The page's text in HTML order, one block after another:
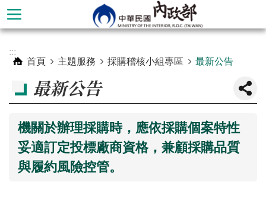
跳到主要內容區塊
階
:::
首頁
主題服務 採購稽核小組專區 最新公告
最新公告
機關於辦理採購時，應依採購個案特性
妥適訂定投標廠商資格，兼顧採購品質
與履約風險控管。